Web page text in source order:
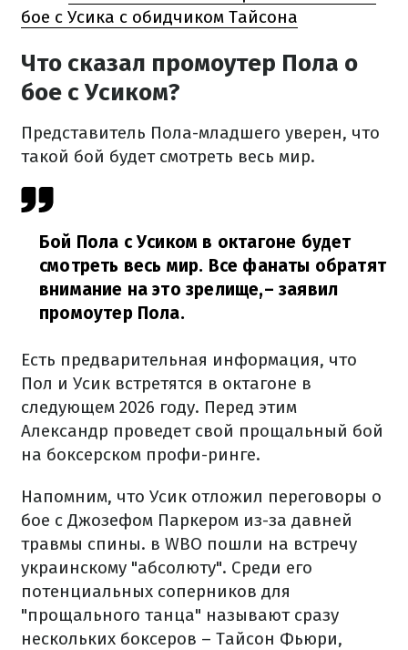
бое с Усика с обидчиком Тайсона
Что сказал промоутер Пола о
бое с Усиком?
Представитель Пола-младшего уверен, что
такой бой будет смотреть весь мир.
Бой Пола с Усиком в октагоне будет
смотреть весь мир. Все фанаты обратят
внимание на это зрелище,– заявил
промоутер Пола.
Есть предварительная информация, что
Пол и Усик встретятся в октагоне в
следующем 2026 году. Перед этим
Александр проведет свой прощальный бой
на боксерском профи-ринге.
Напомним, что Усик отложил переговоры о
бое с Джозефом Паркером из-за давней
травмы спины. в WBO пошли на встречу
украинскому "абсолюту". Среди его
потенциальных соперников для
"прощального танца" называют сразу
нескольких боксеров – Тайсон Фьюри,